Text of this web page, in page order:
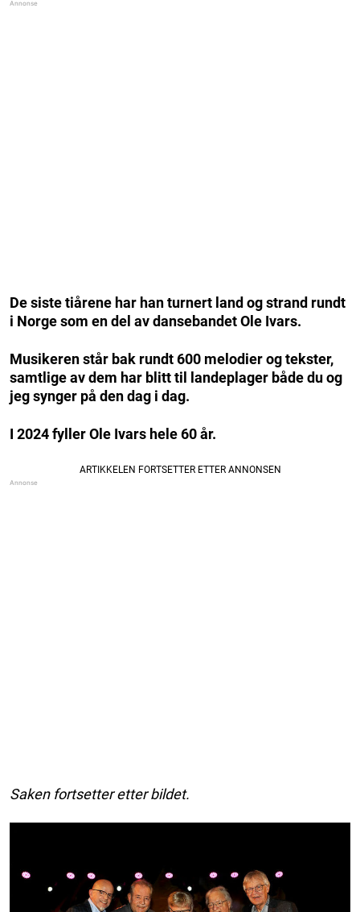
De siste tiårene har han turnert land og strand rundt
i Norge som en del av dansebandet Ole Ivars.
Musikeren står bak rundt 600 melodier og tekster,
samtlige av dem har blitt til landeplager både du og
jeg synger på den dag i dag.
I 2024 fyller Ole Ivars hele 60 år.
Saken fortsetter etter bildet.